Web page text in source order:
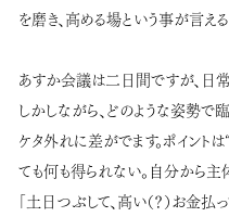
を磨き、高める場という事が言え
あすか会議は二日間ですが、日
しかしながら、どのような姿勢で
ケタ外れに差がでます。ポイント
ても何も得られない。自分から
「土日つぶして、高い（？）お金